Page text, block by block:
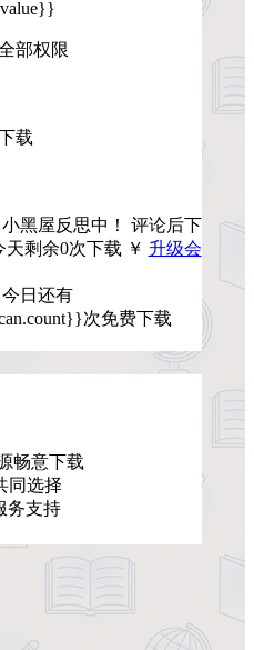
部权限
载
小黑屋反思中！ 评论后下
天剩余0次下载 ￥ 升级会
今日还有
次免费下载
畅意下载
同选择
务支持